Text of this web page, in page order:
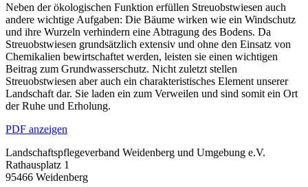
Neben der ökologischen Funktion erfüllen Streuobstwiesen auch
andere wichtige Aufgaben: Die Bäume wirken wie ein Windschutz
und ihre Wurzeln verhindern eine Abtragung des Bodens. Da
Streuobstwiesen grundsätzlich extensiv und ohne den Einsatz von
Chemikalien bewirtschaftet werden, leisten sie einen wichtigen
Beitrag zum Grundwasserschutz. Nicht zuletzt stellen
Streuobstwiesen aber auch ein charakteristisches Element unserer
Landschaft dar. Sie laden ein zum Verweilen und sind somit ein Ort
der Ruhe und Erholung.
PDF anzeigen
Landschaftspflegeverband Weidenberg und Umgebung e.V.
Rathausplatz 1
95466 Weidenberg